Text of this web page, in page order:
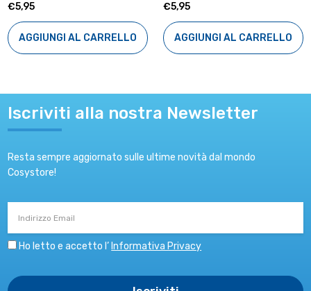
€5,95
AGGIUNGI AL CARRELLO
€5,95
AGGIUNGI AL CARRELLO
Iscriviti alla nostra Newsletter
Resta sempre aggiornato sulle ultime novità dal mondo
Cosystore!
Ho letto e accetto l’ Informativa Privacy